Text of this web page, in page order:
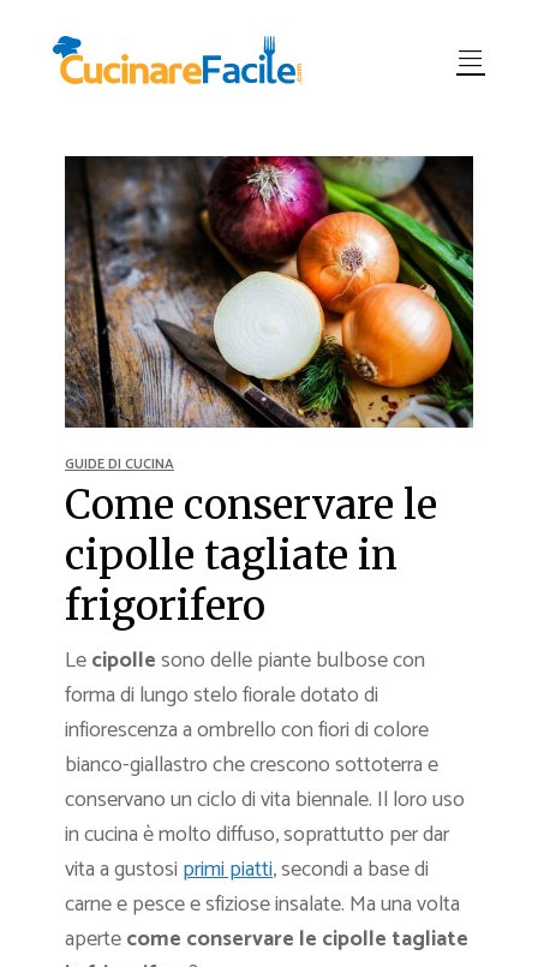
GUIDE DI CUCINA
Come conservare le
cipolle tagliate in
frigorifero
Lecipollesono delle piante bulbose con
forma di lungo stelo fiorale dotato di
infiorescenza a ombrello con fiori di colore
bianco-giallastro che crescono sottoterra e
conservano un ciclo di vita biennale. Il loro uso
in cucina è molto diffuso, soprattutto per dar
vita a gustosi primi piatti, secondi a base di
carne e pesce e sfiziose insalate. Ma una volta
apertecome conservare le cipolle tagliate